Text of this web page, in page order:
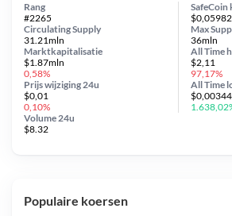
SafeCoin
$0,05982
Circulating Supply
31.21mln
Prijs wijziging24u
$0,01
0,10%
Max
36mln
Marktkapitalisatie
$1.87mln
0,58%
Volume 24u
$8.32
Rang
#2265
All Time
$2,11
97,17%
All Time
Populaire koersen